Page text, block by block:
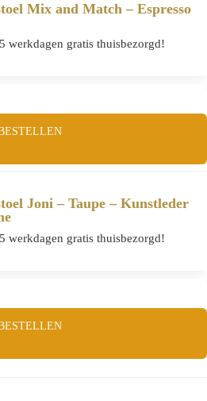
Mix and Match – Espresso
werkdagen gratis thuisbezorgd!
Joni – Taupe – Kunstleder
werkdagen gratis thuisbezorgd!